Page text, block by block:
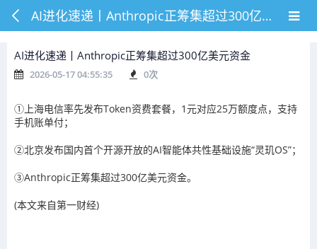
AI进化速递丨Anthropic正筹集超过300亿美元资金
AI进化速递丨Anthropic正筹集超过300亿美元资金
2026-05-17 04:55:35 0次
①上海电信率先发布Token资费套餐，1元对应25万额度点，支持
手机账单付；
②北京发布国内首个开源开放的AI智能体共性基础设施“灵玑OS”；
③Anthropic正筹集超过300亿美元资金。
(本文来自第一财经)